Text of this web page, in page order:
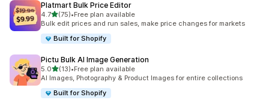
Platmart Bulk Price Editor
4.75つ星中
(75)
合計レビュー数：75件
•Free plan available
Bulk edit prices and run sales, make price changes for markets
Built for Shopify
Pictu Bulk AI Image Generation
5.05つ星中
(13)
合計レビュー数：13件
•Free plan available
AI Images, Photography & Product Images for entire collections
Built for Shopify